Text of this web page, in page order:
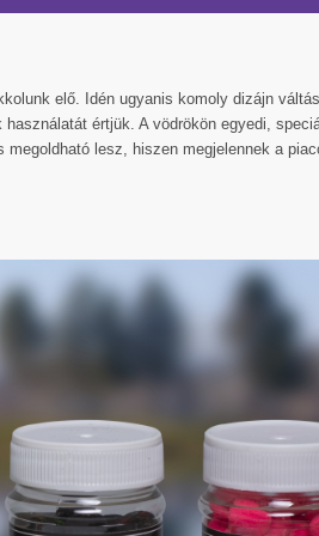
elő. Idén ugyanis komoly dizájn
értjük. A vödrökön egyedi,
lesz, hiszen megjelennek a